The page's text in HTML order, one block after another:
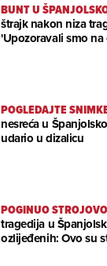
BUNT U
štrajk nakon niza
'Upozoravali smo na
POGLEDAJTE
nesreća u
udario u dizalicu
POGINUO
tragedija u
ozlijeđenih: Ovo su